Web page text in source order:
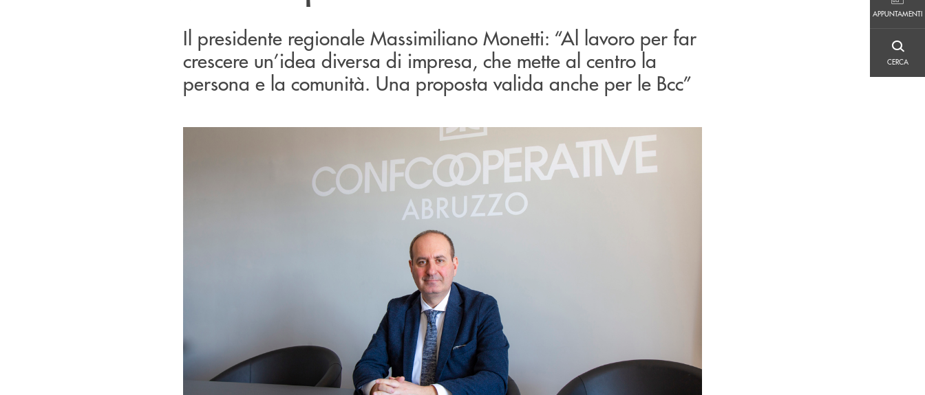
APPUNTAMENTI
CERCA
Il presidente regionale Massimiliano Monetti: “Al lavoro per far
crescere un’idea diversa di impresa, che mette al centro la
persona e la comunità. Una proposta valida anche per le Bcc”